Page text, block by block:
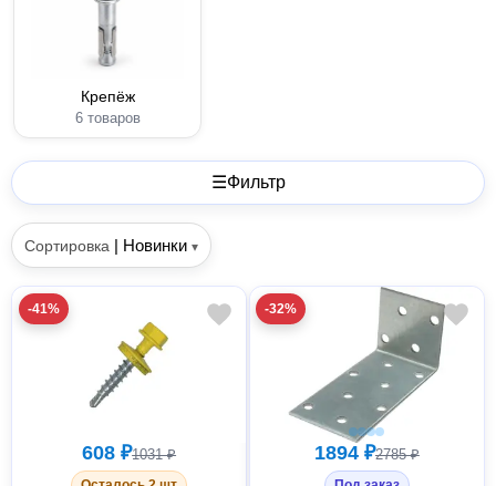
Крепёж
6 товаров
☰Фильтр
Сортировка | Новинки ▾
-41%
608 ₽1031 ₽
-32%
1894 ₽2785 ₽